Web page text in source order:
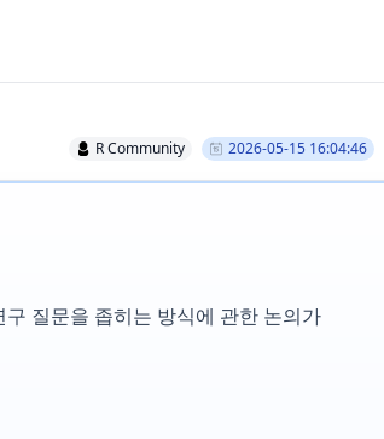
R Community 2026-05-15 16:04:46
질문을 좁히는 방식에 관한 논의가